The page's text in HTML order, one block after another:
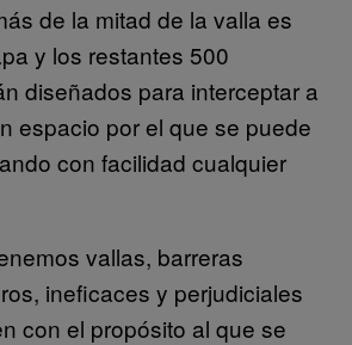
de la mitad de la valla es
y los restantes 500
diseñados para interceptar a
espacio por el que se puede
con facilidad cualquier
vallas, barreras
ineficaces y perjudiciales
con el propósito al que se